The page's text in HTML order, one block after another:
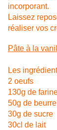
incorporant.
Laissez
réaliser vos
Pâte à la
Les
2 oeufs
130g de
50g de beurre
30g de sucre
30cl de lait